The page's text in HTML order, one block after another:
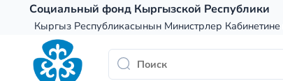
Социальный фонд Кыргызской Республики
Кыргыз Республикасынын Министрлер